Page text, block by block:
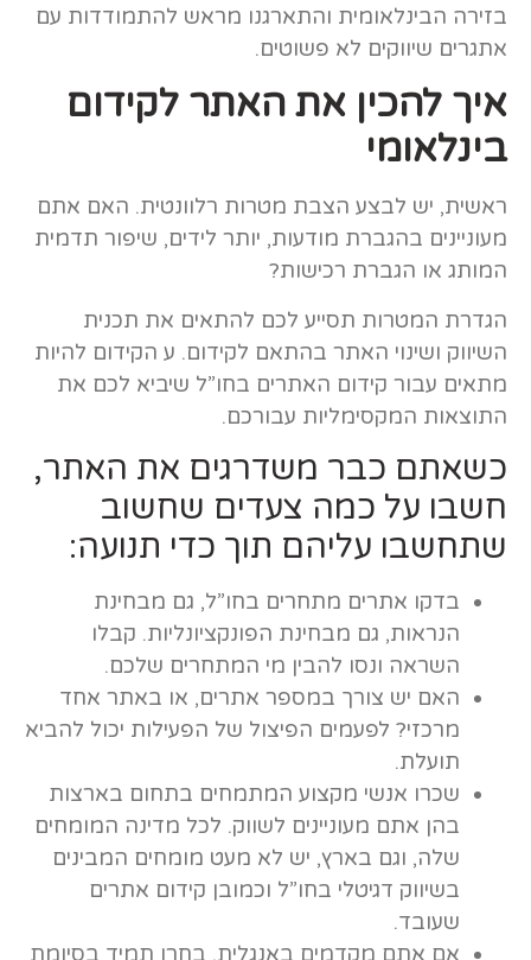
בזירה הבינלאומית והתארגנו מראש להתמודדות עם
אתגרים שיווקים לא פשוטים.
איך להכין את האתר לקידום
בינלאומי
ראשית, יש לבצע הצבת מטרות רלוונטית. האם אתם
מעוניינים בהגברת מודעות, יותר לידים, שיפור תדמית
המותג או הגברת רכישות?
הגדרת המטרות תסייע לכם להתאים את תכנית
השיווק ושינוי האתר בהתאם לקידום. ע הקידום להיות
מתאים עבור קידום האתרים בחו”ל שיביא לכם את
התוצאות המקסימליות עבורכם.
כשאתם כבר משדרגים את האתר,
חשבו על כמה צעדים שחשוב
שתחשבו עליהם תוך כדי תנועה:
בדקו אתרים מתחרים בחו”ל, גם מבחינת
הנראות, גם מבחינת הפונקציונליות. קבלו
השראה ונסו להבין מי המתחרים שלכם.
האם יש צורך במספר אתרים, או באתר אחד
מרכזי? לפעמים הפיצול של הפעילות יכול להביא
תועלת.
שכרו אנשי מקצוע המתמחים בתחום בארצות
בהן אתם מעוניינים לשווק. לכל מדינה המומחים
שלה, וגם בארץ, יש לא מעט מומחים המבינים
בשיווק דגיטלי בחו”ל וכמובן קידום אתרים
שעובד.
אם אתם מקדמים באנגלית, בחרו תמיד בסיומת